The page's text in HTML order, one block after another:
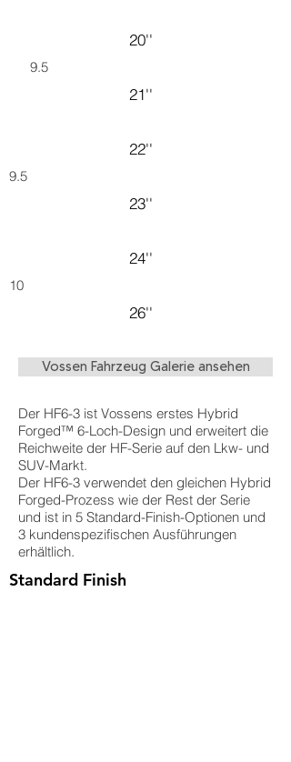
20''
9.5
21''
22''
9.5
23''
24''
10
26''
Vossen Fahrzeug Galerie ansehen
Der HF6-3 ist Vossens erstes Hybrid
Forged™ 6-Loch-Design und erweitert die
Reichweite der HF-Serie auf den Lkw- und
SUV-Markt.
Der HF6-3 verwendet den gleichen Hybrid
Forged-Prozess wie der Rest der Serie
und ist in 5 Standard-Finish-Optionen und
3 kundenspezifischen Ausführungen
erhältlich.
Standard Finish